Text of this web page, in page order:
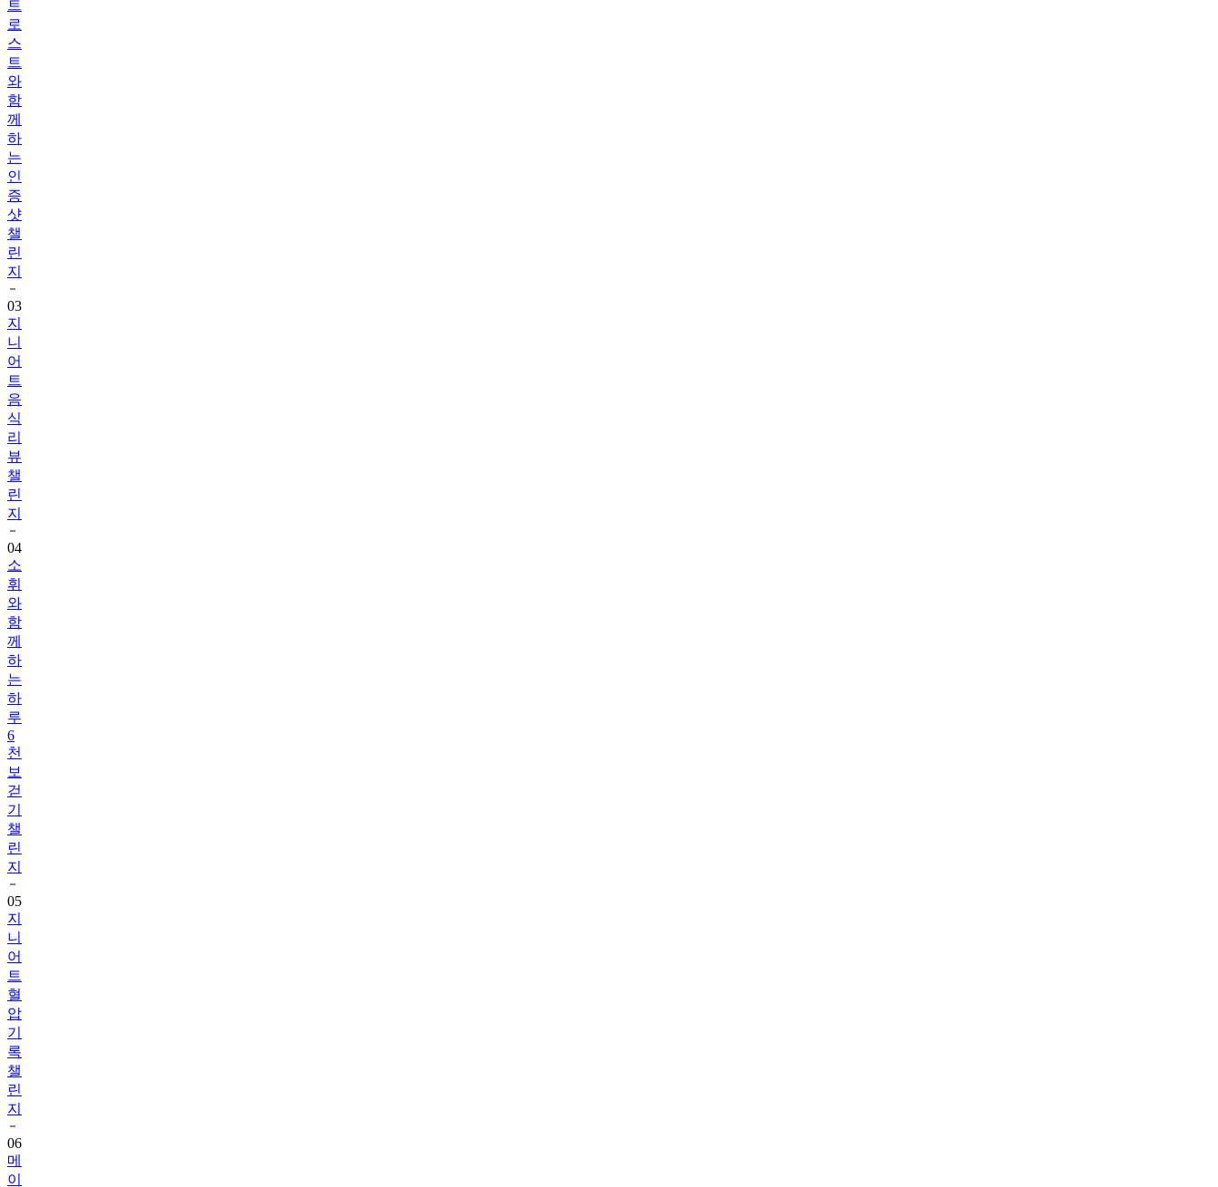
스
트
와
함
께
하
는
인
증
샷
챌
린
지
03
지
니
어
트
음
식
리
뷰
챌
린
지
04
소
휘
와
함
께
하
는
하
루
6
천
보
걷
기
챌
린
지
05
지
니
어
트
혈
압
기
록
챌
린
지
06
메
이
퓨